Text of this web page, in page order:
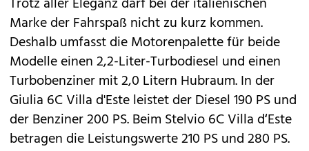
Marke der Fahrspaß nicht zu kurz kommen.
Deshalb umfasst die Motorenpalette für beide
Modelle einen 2,2-Liter-Turbodiesel und einen
Turbobenziner mit 2,0 Litern Hubraum. In der
Giulia 6C Villa d'Este leistet der Diesel 190 PS und
der Benziner 200 PS. Beim Stelvio 6C Villa d‘Este
betragen die Leistungswerte 210 PS und 280 PS.